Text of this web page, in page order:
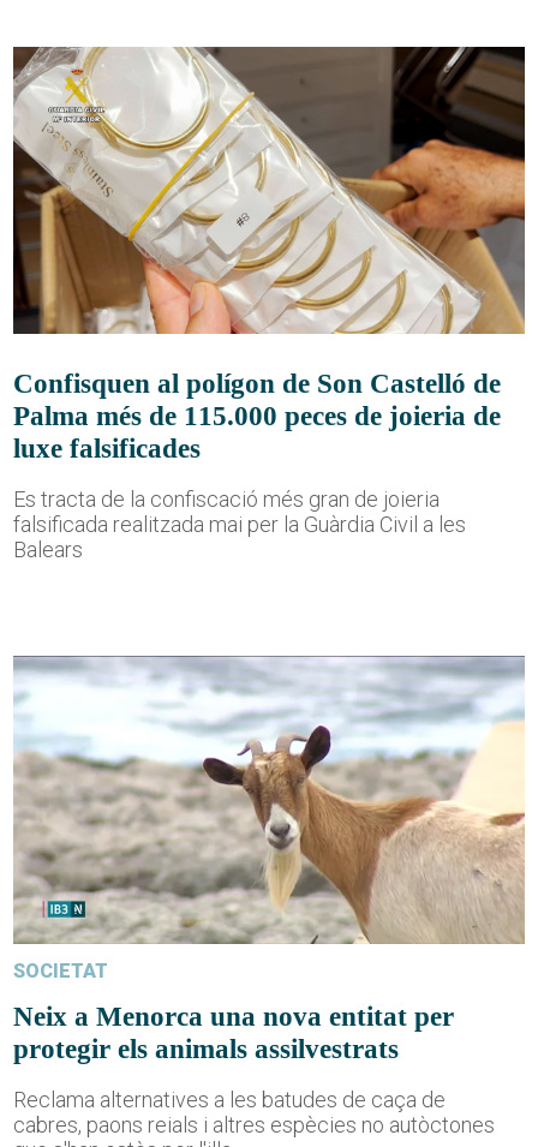
Confisquen al polígon de Son Castelló de
Palma més de 115.000 peces de joieria de
luxe falsificades
Es tracta de la confiscació més gran de joieria
falsificada realitzada mai per la Guàrdia Civil a les
Balears
SOCIETAT
Neix a Menorca una nova entitat per
protegir els animals assilvestrats
Reclama alternatives a les batudes de caça de
cabres, paons reials i altres espècies no autòctones